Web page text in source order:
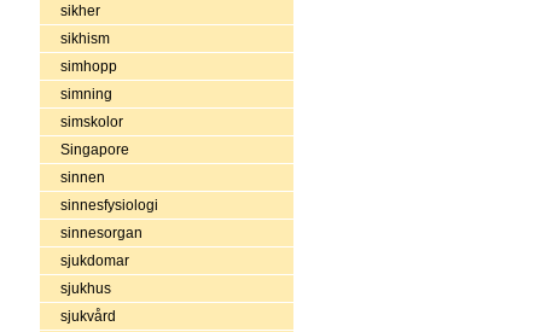
sikher
sikhism
simhopp
simning
simskolor
Singapore
sinnen
sinnesfysiologi
sinnesorgan
sjukdomar
sjukhus
sjukvård